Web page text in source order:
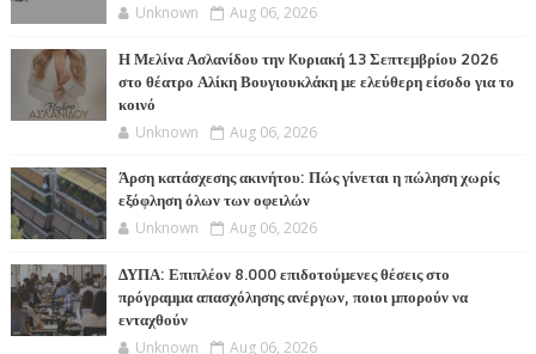
Unknown Aug 06, 2026
Η Μελίνα Ασλανίδου την Kυριακή 13 Σεπτεμβρίου 2026
στο θέατρο Αλίκη Βουγιουκλάκη με ελεύθερη είσοδο για το
κοινό
Unknown Aug 06, 2026
Άρση κατάσχεσης ακινήτου: Πώς γίνεται η πώληση χωρίς
εξόφληση όλων των οφειλών
Unknown Aug 06, 2026
ΔΥΠΑ: Επιπλέον 8.000 επιδοτούμενες θέσεις στο
πρόγραμμα απασχόλησης ανέργων, ποιοι μπορούν να
ενταχθούν
Unknown Aug 06, 2026